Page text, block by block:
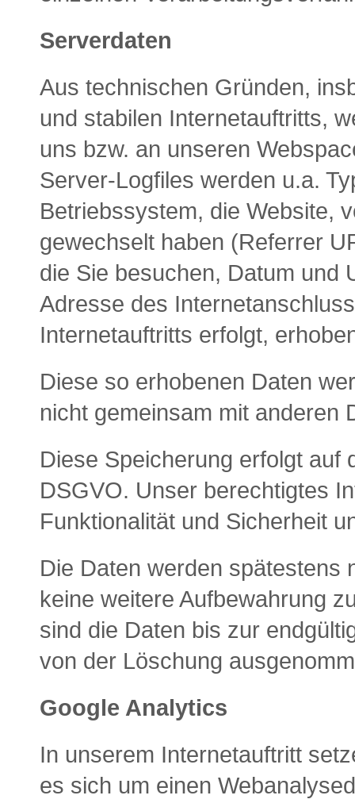
Serverdaten
Aus technischen Gründen,
und stabilen Internetauftritts,
uns bzw. an unseren
Server-Logfiles werden u.a.
Betriebssystem, die Website,
gewechselt haben (Referrer
die Sie besuchen, Datum und
Adresse des
Internetauftritts erfolgt,
Diese so erhobenen Daten
nicht gemeinsam mit anderen
Diese Speicherung erfolgt auf
DSGVO. Unser berechtigtes
Funktionalität und Sicherheit
Die Daten werden spätestens
keine weitere Aufbewahrung
sind die Daten bis zur
von der Löschung
Google Analytics
In unserem Internetauftritt
es sich um einen